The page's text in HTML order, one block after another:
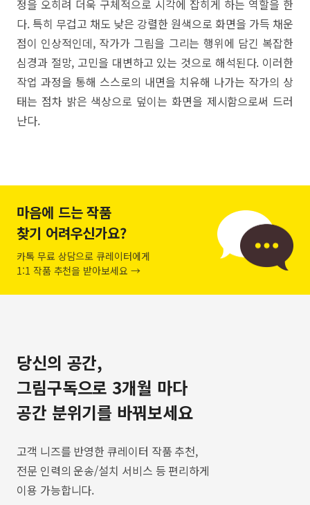
정을 오히려 더욱 구체적으로 시각에 잡히게 하는 역할을 한
다. 특히 무겁고 채도 낮은 강렬한 원색으로 화면을 가득 채운
점이 인상적인데, 작가가 그림을 그리는 행위에 담긴 복잡한
심경과 절망, 고민을 대변하고 있는 것으로 해석된다. 이러한
작업 과정을 통해 스스로의 내면을 치유해 나가는 작가의 상
태는 점차 밝은 색상으로 덮이는 화면을 제시함으로써 드러
난다.
마음에 드는 작품
찾기 어려우신가요?
카톡 무료 상담으로 큐레이터에게
1:1 작품 추천을 받아보세요 →
당신의 공간,
그림구독으로 3개월 마다
공간 분위기를 바꿔보세요
고객 니즈를 반영한 큐레이터 작품 추천,
전문 인력의 운송/설치 서비스 등 편리하게
이용 가능합니다.